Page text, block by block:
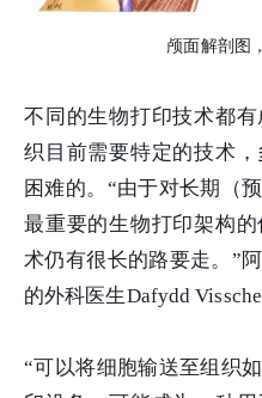
颅面解剖图
不同的生物打印技术都
织目前需要特定的技术
困难的。“由于对长期（
最重要的生物打印架构
术仍有很长的路要走。”
的外科医生Dafydd
“可以将细胞输送至组织